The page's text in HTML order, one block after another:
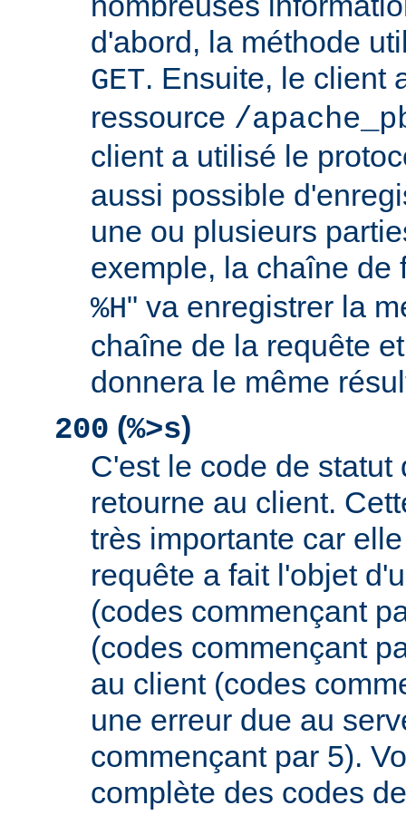
d'abord, la méthode
GET. Ensuite, le client
ressource /
client a utilisé le
aussi possible
une ou plusieurs
exemple, la chaîne de
%H" va enregistrer la
chaîne de la requête
donnera le même
200 (%>s)
C'est le code de statut
retourne au client.
très importante car
requête a fait l'objet
(codes commençant
(codes commençant
au client (codes
une erreur due au
commençant par 5).
complète des codes